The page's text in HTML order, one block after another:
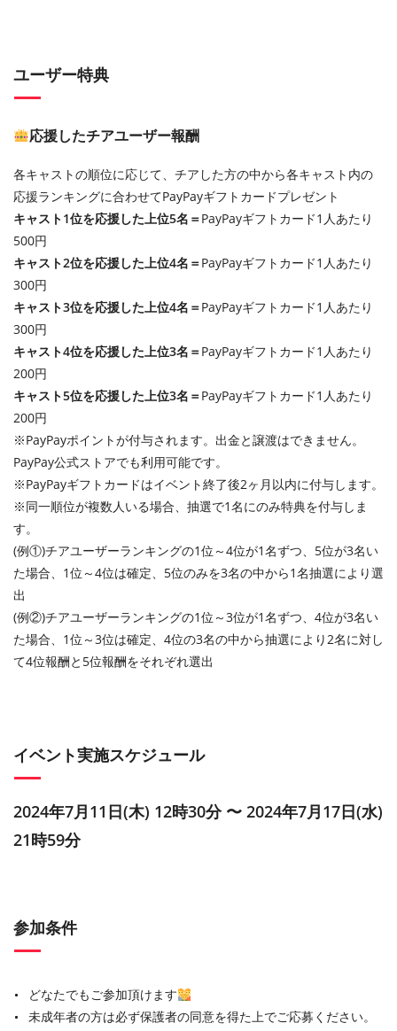
ユーザー特典
応援したチアユーザー報酬
各キャストの順位に応じて、チアした方の中から各キャスト内の
応援ランキングに合わせてPayPayギフトカードプレゼント
キャスト1位を応援した上位5名＝PayPayギフトカード1人あたり
500円
キャスト2位を応援した上位4名＝PayPayギフトカード1人あたり
300円
キャスト3位を応援した上位4名＝PayPayギフトカード1人あたり
300円
キャスト4位を応援した上位3名＝PayPayギフトカード1人あたり
200円
キャスト5位を応援した上位3名＝PayPayギフトカード1人あたり
200円
※PayPayポイントが付与されます。出金と譲渡はできません。
PayPay公式ストアでも利用可能です。
※PayPayギフトカードはイベント終了後2ヶ月以内に付与します。
※同一順位が複数人いる場合、抽選で1名にのみ特典を付与しま
す。
(例①)チアユーザーランキングの1位～4位が1名ずつ、5位が3名い
た場合、1位～4位は確定、5位のみを3名の中から1名抽選により選
出
(例②)チアユーザーランキングの1位～3位が1名ずつ、4位が3名い
た場合、1位～3位は確定、4位の3名の中から抽選により2名に対し
て4位報酬と5位報酬をそれぞれ選出
イベント実施スケジュール
2024年7月11日(木) 12時30分 〜 2024年7月17日(水)
21時59分
参加条件
どなたでもご参加頂けます
未成年者の方は必ず保護者の同意を得た上でご応募ください。